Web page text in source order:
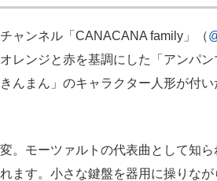
ャンネル「CANACANA family」（
レンジと赤を基調にした「アンパン
んまん」のキャラクター人形が付
。モーツァルトの代表曲として知ら
ます。小さな鍵盤を器用に操りな